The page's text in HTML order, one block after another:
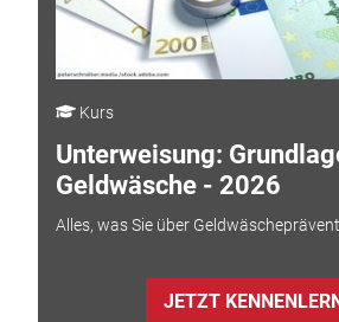
Kurs
Unterweisung:
Geldwäsche - 2026
Alles, was Sie über
JETZT